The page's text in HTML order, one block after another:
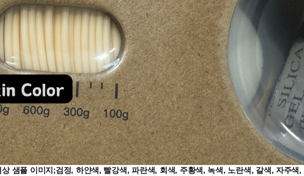
샘플 이미지;검정, 하얀색, 빨강색, 파란색, 회색, 주황색, 녹색, 노란색, 갈색, 자주색,